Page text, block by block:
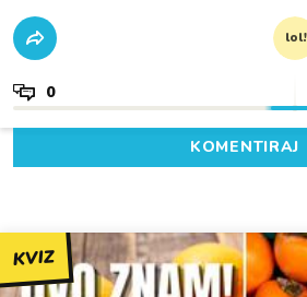
lol!
0
KOMENTIRAJ
KVIZ